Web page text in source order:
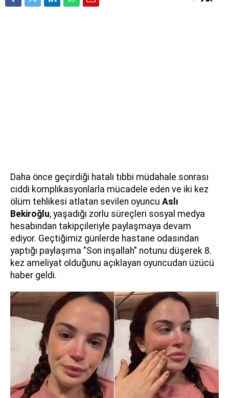
Daha önce geçirdiği hatalı tıbbi müdahale sonrası
ciddi komplikasyonlarla mücadele eden ve iki kez
ölüm tehlikesi atlatan sevilen oyuncu Aslı
Bekiroğlu, yaşadığı zorlu süreçleri sosyal medya
hesabından takipçileriyle paylaşmaya devam
ediyor. Geçtiğimiz günlerde hastane odasından
yaptığı paylaşıma "Son inşallah" notunu düşerek 8.
kez ameliyat olduğunu açıklayan oyuncudan üzücü
haber geldi.